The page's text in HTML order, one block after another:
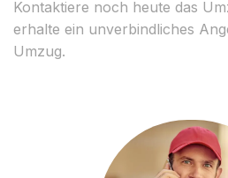
Kontaktiere noch heute das
erhalte ein unverbindliches
Umzug.